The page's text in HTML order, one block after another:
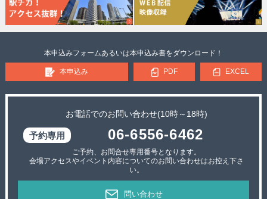
本申込みフォームあるいは本申込み書をダウンロード！
本申込み PDF EXCEL
お電話でのお問い合わせ(10時～18時)
06-6556-6462
ご予約、お問合せ専用番号となります。
会場アクセスやイベント内容についてのお問い合わせはお控え下さ
い。
問い合わせ